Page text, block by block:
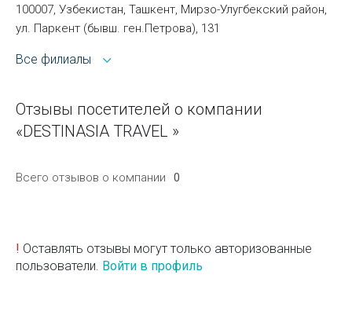
100007, Узбекистан, Ташкент, Мирзо-Улугбекский район,
ул. Паркент (бывш. ген.Петрова), 131
Все филиалы
Отзывы посетителей о компании
«DESTINASIA TRAVEL »
Всего отзывов о компании 0
! Оставлять отзывы могут только авторизованные
пользователи. Войти в профиль